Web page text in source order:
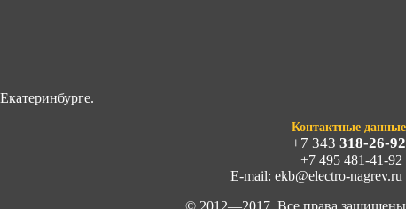
Контактные данные
+7 343 318-26-92
+7 495 481-41-92
E-mail: ekb@electro-nagrev.ru
© 2012—2017. Все права защищены